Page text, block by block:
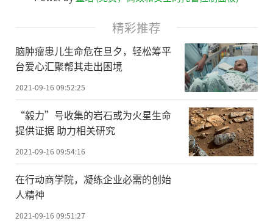
精彩推荐
脑肿瘤患儿生命危在旦夕，轻松筹平
台爱心汇聚帮其走出困境
2021-09-16 09:52:25
“毅力”号收集的岩石或为火星生命
提供证据 助力相关研究
2021-09-16 09:54:16
在行动商学院，凝练企业必需的创始
人精神
2021-09-16 09:51:27